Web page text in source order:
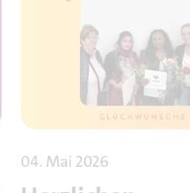
04. Mai 2026